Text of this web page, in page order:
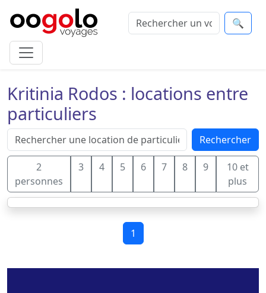
🔍
Kritinia Rodos : locations entre
particuliers
Rechercher
2
personnes
3 4 5 6 7 8 9
10 et
plus
1